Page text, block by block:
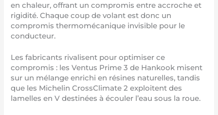
en chaleur, offrant un compromis entre accroche et
rigidité. Chaque coup de volant est donc un
compromis thermomécanique invisible pour le
conducteur.
Les fabricants rivalisent pour optimiser ce
compromis : les Ventus Prime 3 de Hankook misent
sur un mélange enrichi en résines naturelles, tandis
que les Michelin CrossClimate 2 exploitent des
lamelles en V destinées à écouler l’eau sous la roue.